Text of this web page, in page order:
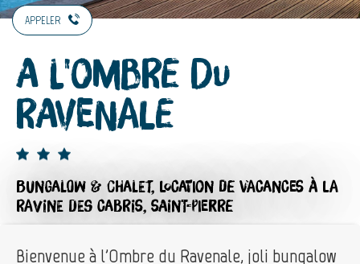
APPELER
A l'Ombre du
Ravenale
BUNGALOW & CHALET, LOCATION DE VACANCES À LA
RAVINE DES CABRIS, SAINT-PIERRE
Bienvenue à l'Ombre du Ravenale, joli bungalow